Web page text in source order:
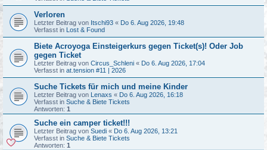
Verloren
Letzter Beitrag von Itschi93 « Do 6. Aug 2026, 19:48
Verfasst in Lost & Found
Biete Acroyoga Einsteigerkurs gegen Ticket(s)! Oder Job
gegen Ticket
Letzter Beitrag von Circus_Schleni « Do 6. Aug 2026, 17:04
Verfasst in at.tension #11 | 2026
Suche Tickets für mich und meine Kinder
Letzter Beitrag von Lenaxs « Do 6. Aug 2026, 16:18
Verfasst in Suche & Biete Tickets
Antworten: 1
Suche ein camper ticket!!!
Letzter Beitrag von Suedi « Do 6. Aug 2026, 13:21
Verfasst in Suche & Biete Tickets
Antworten: 1